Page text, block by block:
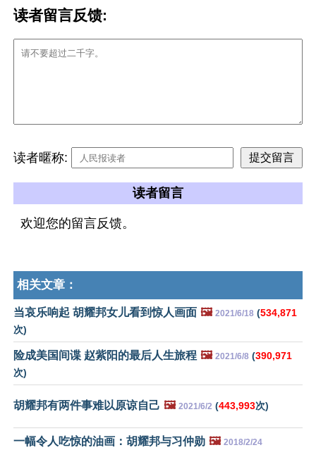
读者留言反馈:
读者暱称:
读者留言
欢迎您的留言反馈。
相关文章：
当哀乐响起 胡耀邦女儿看到惊人画面 🖼️ 2021/6/18 (534,871
次)
险成美国间谍 赵紫阳的最后人生旅程 🖼️ 2021/6/8 (390,971
次)
胡耀邦有两件事难以原谅自己 🖼️ 2021/6/2 (443,993次)
一幅令人吃惊的油画：胡耀邦与习仲勋 🖼️ 2018/2/24